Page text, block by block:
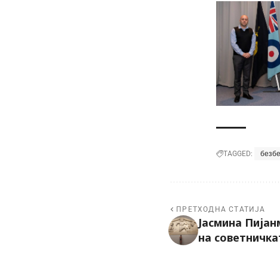
TAGGED:
ПРЕТХОДНА СТАТИЈА
Јасмина
на